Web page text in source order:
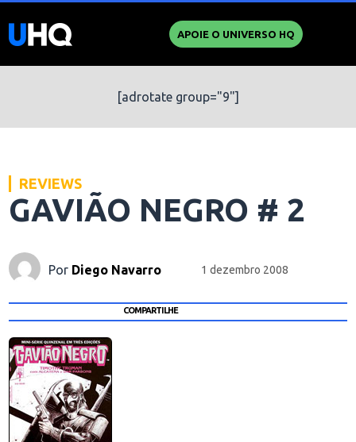
APOIE O UNIVERSO HQ
[adrotate group="9"]
REVIEWS
GAVIÃO NEGRO # 2
Por Diego Navarro 1 dezembro 2008
COMPARTILHE